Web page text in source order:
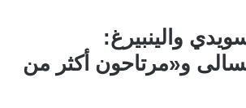
والينبيرغ:
و«مرتاحون أكثر من